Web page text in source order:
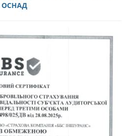
ОСНАД